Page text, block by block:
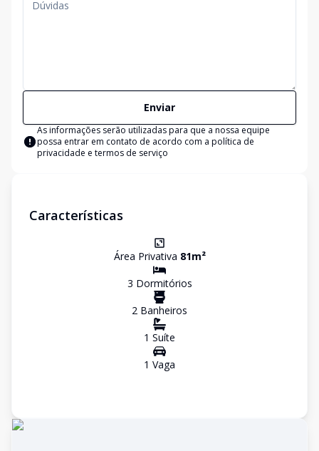
Enviar
As informações serão utilizadas para que a nossa equipe
possa entrar em contato de acordo com a política de
privacidade e termos de serviço
Características
Área Privativa 81m²
3 Dormitórios
2 Banheiros
1 Suíte
1 Vaga